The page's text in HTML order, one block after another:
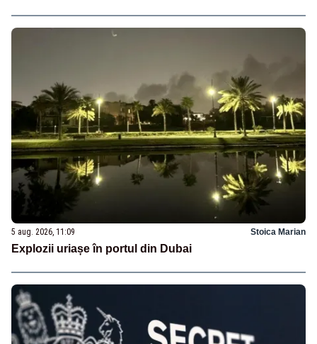
5 aug. 2026, 11:09 Stoica Marian
Explozii uriașe în portul din Dubai